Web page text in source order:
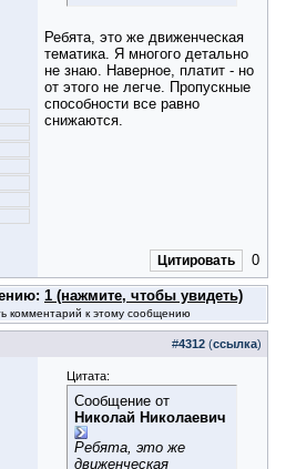
Ребята, это же движенческая
тематика. Я многого детально
не знаю. Наверное, платит - но
от этого не легче. Пропускные
способности все равно
снижаются.
Цитировать 0
1 (нажмите, чтобы увидеть)
комментарий к этому сообщению
#4312 (ссылка)
Цитата:
Сообщение от
Николай Николаевич
Ребята, это же
движенческая